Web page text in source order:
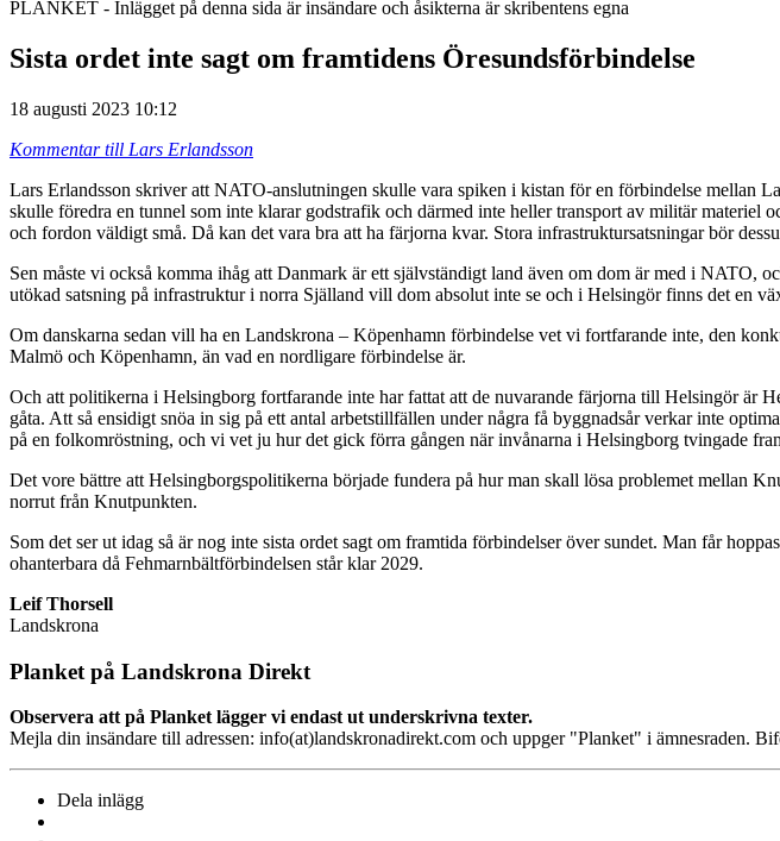
PLANKET - Inlägget på denna sida är insändare och åsikterna är skribentens egna
Sista ordet inte sagt om framtidens Öresundsförbindelse
18 augusti 2023 10:12
Kommentar till Lars Erlandsson
Lars Erlandsson skriver att NATO-anslutningen skulle vara spiken i kistan för en förbindelse mellan
skulle föredra en tunnel som inte klarar godstrafik och därmed inte heller transport av militär materiel
och fordon väldigt små. Då kan det vara bra att ha färjorna kvar. Stora infrastruktursatsningar bör
Sen måste vi också komma ihåg att Danmark är ett självständigt land även om dom är med i
utökad satsning på infrastruktur i norra Själland vill dom absolut inte se och i Helsingör finns det en
Om danskarna sedan vill ha en Landskrona – Köpenhamn förbindelse vet vi fortfarande inte, den
Malmö och Köpenhamn, än vad en nordligare förbindelse är.
Och att politikerna i Helsingborg fortfarande inte har fattat att de nuvarande färjorna till Helsingör är
gåta. Att så ensidigt snöa in sig på ett antal arbetstillfällen under några få byggnadsår verkar inte
på en folkomröstning, och vi vet ju hur det gick förra gången när invånarna i Helsingborg tvingade
Det vore bättre att Helsingborgspolitikerna började fundera på hur man skall lösa problemet mellan
norrut från Knutpunkten.
Som det ser ut idag så är nog inte sista ordet sagt om framtida förbindelser över sundet. Man får
ohanterbara då Fehmarnbältförbindelsen står klar 2029.
Leif Thorsell
Landskrona
Planket på Landskrona Direkt
Observera att på Planket lägger vi endast ut underskrivna texter.
Mejla din insändare till adressen: info(at)landskronadirekt.com och uppger "Planket" i ämnesraden.
Dela inlägg